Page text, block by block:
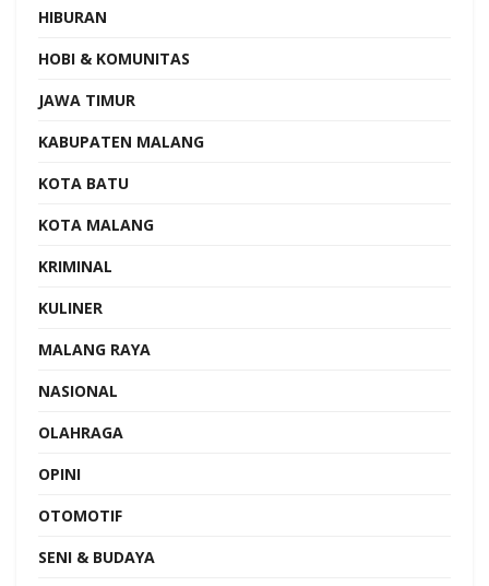
HIBURAN
HOBI & KOMUNITAS
JAWA TIMUR
KABUPATEN MALANG
KOTA BATU
KOTA MALANG
KRIMINAL
KULINER
MALANG RAYA
NASIONAL
OLAHRAGA
OPINI
OTOMOTIF
SENI & BUDAYA